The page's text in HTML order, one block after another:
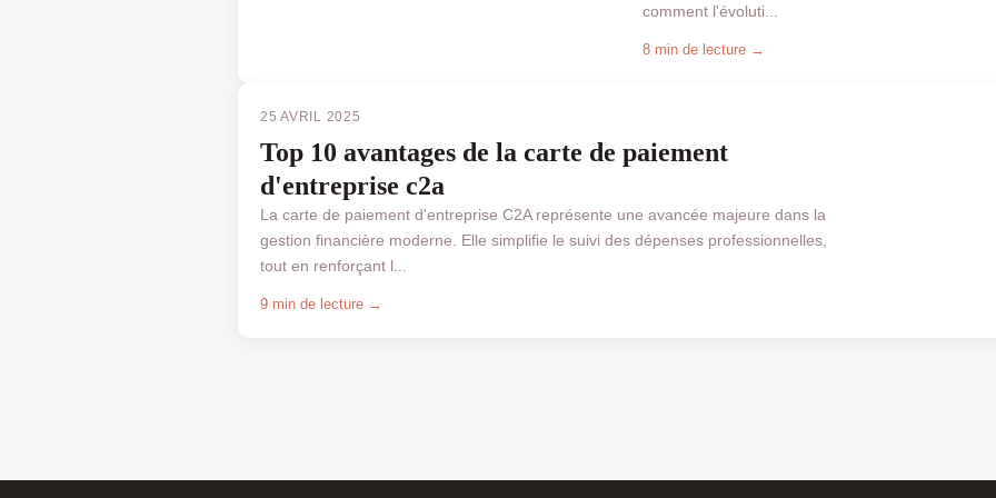
comment l'évoluti...
8 min de lecture →
25 AVRIL 2025
Top 10 avantages de la carte de paiement
d'entreprise c2a
La carte de paiement d'entreprise C2A représente une avancée majeure dans la
gestion financière moderne. Elle simplifie le suivi des dépenses professionnelles,
tout en renforçant l...
9 min de lecture →